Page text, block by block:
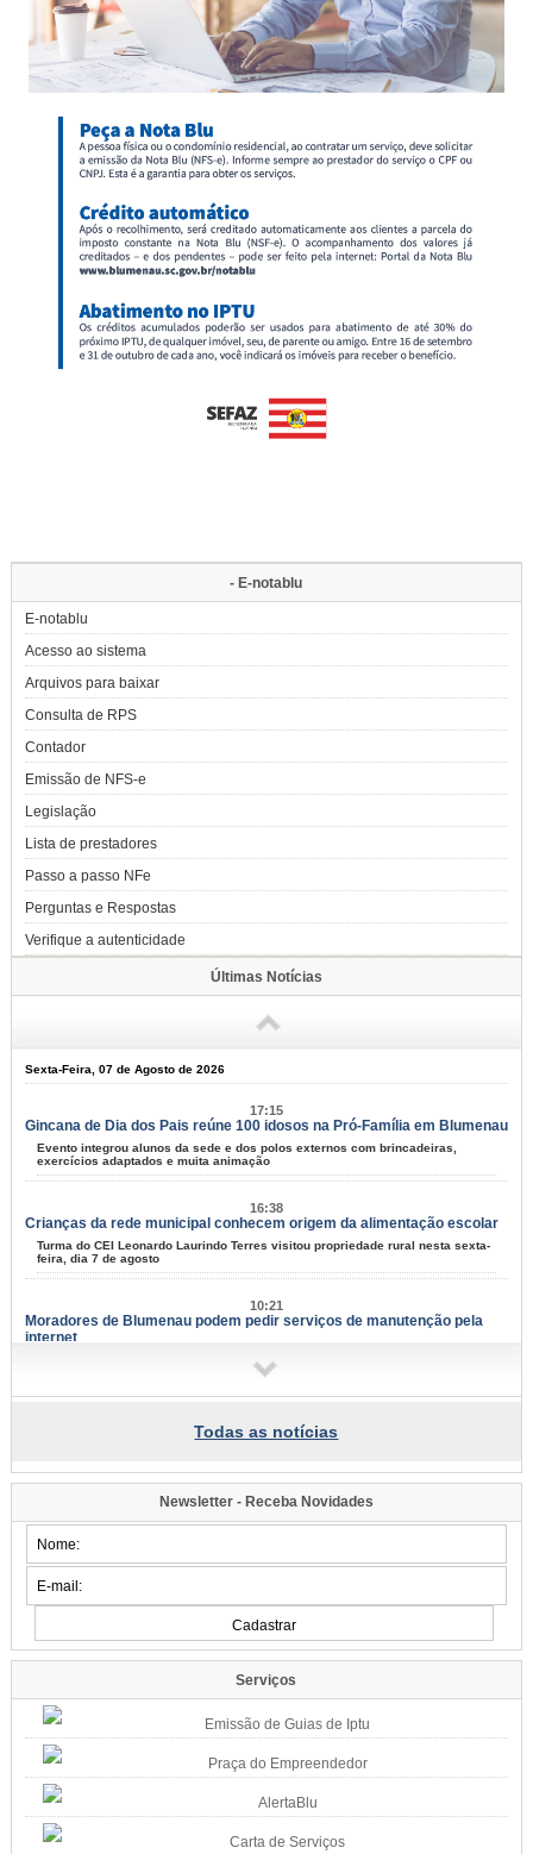
- E-notablu
E-notablu
Acesso ao sistema
Arquivos para baixar
Consulta de RPS
Contador
Emissão de NFS-e
Legislação
Lista de prestadores
Passo a passo NFe
Perguntas e Respostas
Verifique a autenticidade
Últimas Notícias
Sexta-Feira, 07 de Agosto de 2026
17:15
Gincana de Dia dos Pais reúne 100 idosos na Pró-Família em Blumenau
Evento integrou alunos da sede e dos polos externos com brincadeiras,
exercícios adaptados e muita animação
16:38
Crianças da rede municipal conhecem origem da alimentação escolar
Turma do CEI Leonardo Laurindo Terres visitou propriedade rural nesta sexta-
feira, dia 7 de agosto
10:21
Moradores de Blumenau podem pedir serviços de manutenção pela
internet
Samae faz campanha para grandes geradores de lixo
para explicar sobre a lei
confira
Música, arte e cultura marcam mais um fim de semana na cidade
07:34
Famílias do Loteamento Arnold Zickuhr recebem regularização dos
imóveis após 23 anos
Prefeitura entrega documentação de 18 lotes na Velha Central; espera
Quinta-Feira, 06 de Agosto de 2026
15:39
Semana da Juventude inicia na próxima quarta-feira, dia 12: confira a
programação
Esporte, cultura, saúde e atividades de integração estarão disponíveis em
diferentes pontos de Blumenau
Todas as notícias
Newsletter - Receba Novidades
Serviços
Emissão de Guias de Iptu
Praça do Empreendedor
AlertaBlu
Carta de Serviços